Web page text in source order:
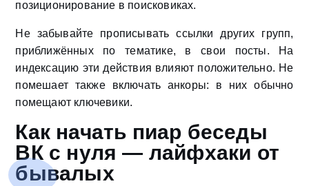
позиционирование в поисковиках.
Не забывайте прописывать ссылки других групп,
приближённых по тематике, в свои посты. На
индексацию эти действия влияют положительно. Не
помешает также включать анкоры: в них обычно
помещают ключевики.
Как начать пиар беседы
ВК с нуля — лайфхаки от
бывалых